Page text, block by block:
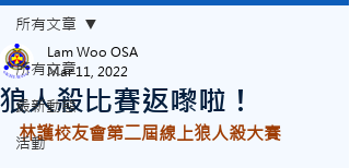
所有文章
最新動態
活動
所有文章
狼人殺比賽返嚟啦！
Lam Woo OSA
Mar 11, 2022
林護校友會第二屆線上狼人殺大賽